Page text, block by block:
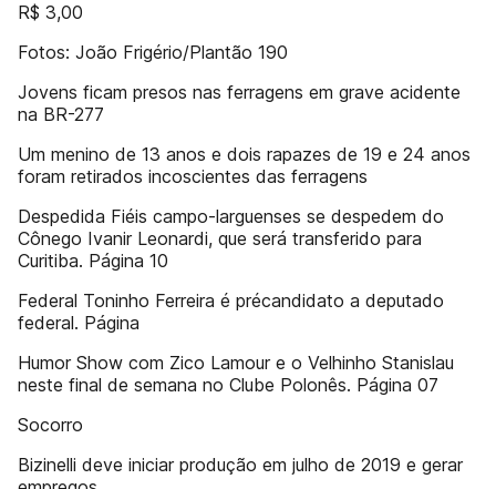
R$ 3,00
Fotos: João Frigério/Plantão 190
Jovens ficam presos nas ferragens em grave acidente
na BR-277
Um menino de 13 anos e dois rapazes de 19 e 24 anos
foram retirados incoscientes das ferragens
Despedida Fiéis campo-larguenses se despedem do
Cônego Ivanir Leonardi, que será transferido para
Curitiba. Página 10
Federal Toninho Ferreira é précandidato a deputado
federal. Página
Humor Show com Zico Lamour e o Velhinho Stanislau
neste final de semana no Clube Polonês. Página 07
Socorro
Bizinelli deve iniciar produção em julho de 2019 e gerar